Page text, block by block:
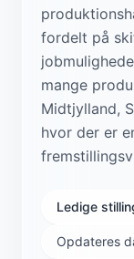
fordelt på
mange
Midtjylland,
hvor der er
Ledige
Opdateres